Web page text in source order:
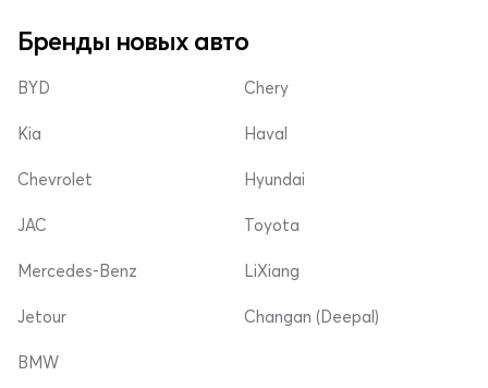
Бренды новых авто
BYD
Kia
Chevrolet
Chery
Haval
Hyundai
JAC
Mercedes-Benz
Jetour
Toyota
LiXiang
Changan (Deepal)
BMW